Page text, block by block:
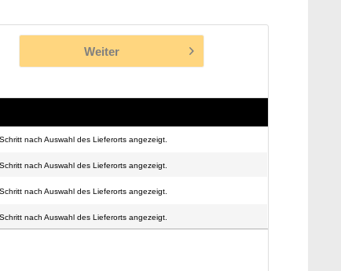
Weiter
nach Auswahl des Lieferorts angezeigt.
nach Auswahl des Lieferorts angezeigt.
nach Auswahl des Lieferorts angezeigt.
nach Auswahl des Lieferorts angezeigt.